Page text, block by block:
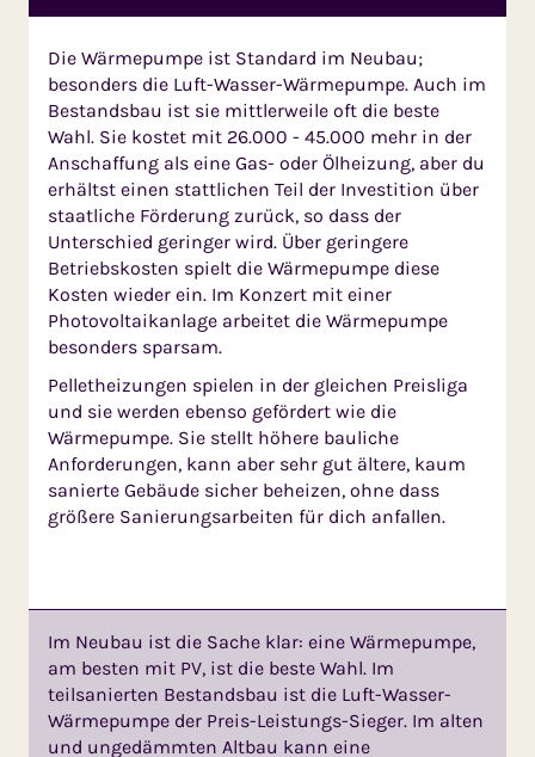
Die Wärmepumpe ist Standard im Neubau;
besonders die Luft-Wasser-Wärmepumpe. Auch im
Bestandsbau ist sie mittlerweile oft die beste
Wahl. Sie kostet mit 26.000 - 45.000 mehr in der
Anschaffung als eine Gas- oder Ölheizung, aber du
erhältst einen stattlichen Teil der Investition über
staatliche Förderung zurück, so dass der
Unterschied geringer wird. Über geringere
Betriebskosten spielt die Wärmepumpe diese
Kosten wieder ein. Im Konzert mit einer
Photovoltaikanlage arbeitet die Wärmepumpe
besonders sparsam.
Pelletheizungen spielen in der gleichen Preisliga
und sie werden ebenso gefördert wie die
Wärmepumpe. Sie stellt höhere bauliche
Anforderungen, kann aber sehr gut ältere, kaum
sanierte Gebäude sicher beheizen, ohne dass
größere Sanierungsarbeiten für dich anfallen.
Im Neubau ist die Sache klar: eine Wärmepumpe,
am besten mit PV, ist die beste Wahl. Im
teilsanierten Bestandsbau ist die Luft-Wasser-
Wärmepumpe der Preis-Leistungs-Sieger. Im alten
und ungedämmten Altbau kann eine